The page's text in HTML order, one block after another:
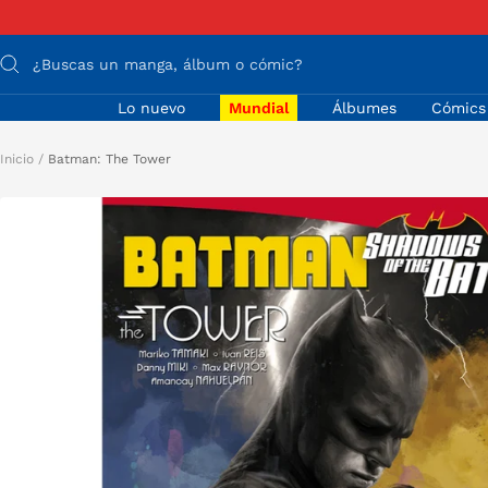
al
contenido
Lo nuevo Mundial Álbumes Cómics
Inicio Batman: The Tower